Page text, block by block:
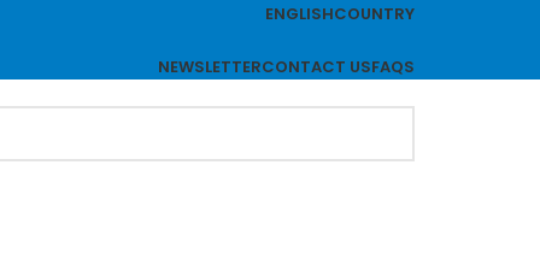
ENGLISHCOUNTRY
NEWSLETTERCONTACT USFAQS